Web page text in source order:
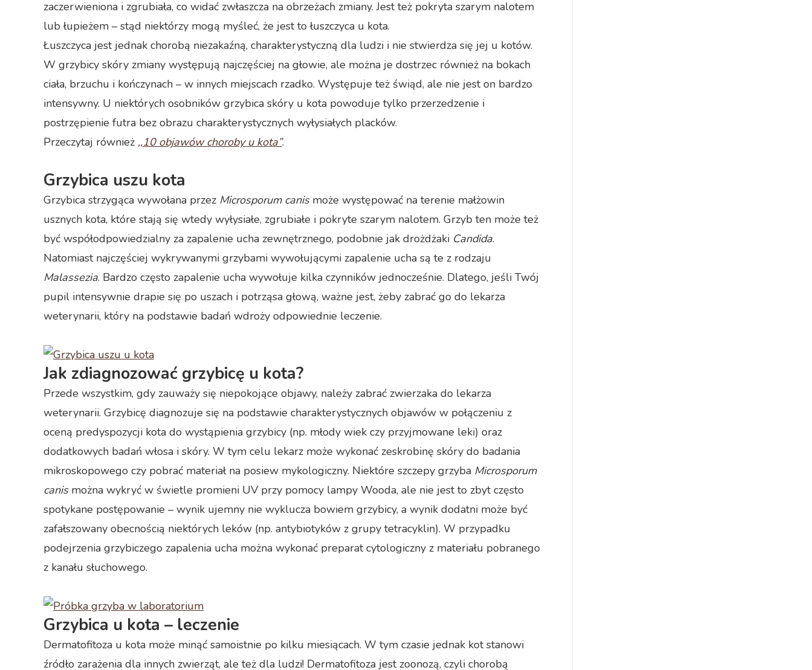
zaczerwieniona i zgrubiała, co widać zwłaszcza na obrzeżach zmiany. Jest też pokryta szarym nalotem
lub łupieżem – stąd niektórzy mogą myśleć, że jest to łuszczyca u kota.
Łuszczyca jest jednak chorobą niezakaźną, charakterystyczną dla ludzi i nie stwierdza się jej u kotów.
W grzybicy skóry zmiany występują najczęściej na głowie, ale można je dostrzec również na bokach
ciała, brzuchu i kończynach – w innych miejscach rzadko. Występuje też świąd, ale nie jest on bardzo
intensywny. U niektórych osobników grzybica skóry u kota powoduje tylko przerzedzenie i
postrzępienie futra bez obrazu charakterystycznych wyłysiałych placków.
Przeczytaj również ,,10 objawów choroby u kota”.
Grzybica uszu kota
Grzybica strzygąca wywołana przez Microsporum canismoże występować na terenie małżowin
usznych kota, które stają się wtedy wyłysiałe, zgrubiałe i pokryte szarym nalotem. Grzyb ten może też
być współodpowiedzialny za zapalenie ucha zewnętrznego, podobnie jak drożdżaki Candida.
Natomiast najczęściej wykrywanymi grzybami wywołującymi zapalenie ucha są te z rodzaju
Malassezia. Bardzo często zapalenie ucha wywołuje kilka czynników jednocześnie. Dlatego, jeśli Twój
pupil intensywnie drapie się po uszach i potrząsa głową, ważne jest, żeby zabrać go do lekarza
weterynarii, który na podstawie badań wdroży odpowiednie leczenie.
Jak zdiagnozować grzybicę u kota?
Przede wszystkim, gdy zauważy się niepokojące objawy, należy zabrać zwierzaka do lekarza
weterynarii. Grzybicę diagnozuje się na podstawie charakterystycznych objawów w połączeniu z
oceną predyspozycji kota do wystąpienia grzybicy (np. młody wiek czy przyjmowane leki) oraz
dodatkowych badań włosa i skóry. W tym celu lekarz może wykonać zeskrobinę skóry do badania
mikroskopowego czy pobrać materiał na posiew mykologiczny. Niektóre szczepy grzyba Microsporum
canismożna wykryć w świetle promieni UV przy pomocy lampy Wooda, ale nie jest to zbyt często
spotykane postępowanie – wynik ujemny nie wyklucza bowiem grzybicy, a wynik dodatni może być
zafałszowany obecnością niektórych leków (np. antybiotyków z grupy tetracyklin). W przypadku
podejrzenia grzybiczego zapalenia ucha można wykonać preparat cytologiczny z materiału pobranego
z kanału słuchowego.
Grzybica u kota – leczenie
Dermatofitoza u kota może minąć samoistnie po kilku miesiącach. W tym czasie jednak kot stanowi
źródło zarażenia dla innych zwierząt, ale też dla ludzi! Dermatofitoza jest zoonozą, czyli chorobą